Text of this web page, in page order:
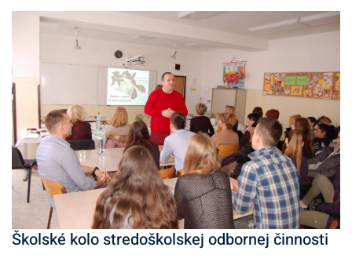
Školské kolo stredoškolskej odbornej činnosti